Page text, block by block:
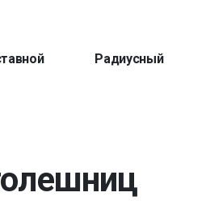
Радиусный